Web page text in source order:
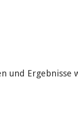
und Ergebnisse